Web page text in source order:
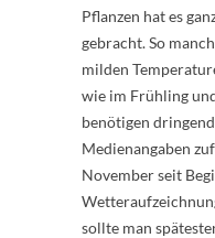
Pflanzen hat es
gebracht. So
milden
wie im Frühling
benötigen
Medienangaben
November seit
sollte man